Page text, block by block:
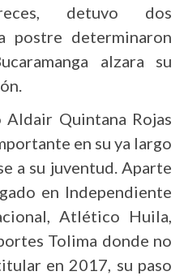
detuvo dos
postre determinaron
alzara su
Quintana Rojas
en su ya largo
a su juventud. Aparte
en Independiente
Atlético Huila,
Tolima donde no
en 2017, su paso